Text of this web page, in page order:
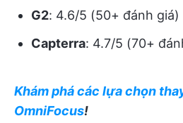
G2: 4.6/5 (50+ đánh giá)
Capterra: 4.7/5 (70+
Khám phá các lựa chọn
OmniFocus!